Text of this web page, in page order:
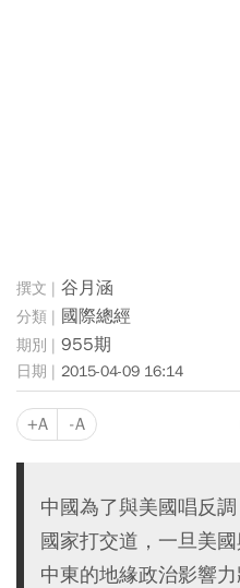
谷月涵
國際總經
955期
2015-04-09 16:14
+A -A
中國為了與美國唱反
國家打交道，一旦美
中東的地緣政治影響力